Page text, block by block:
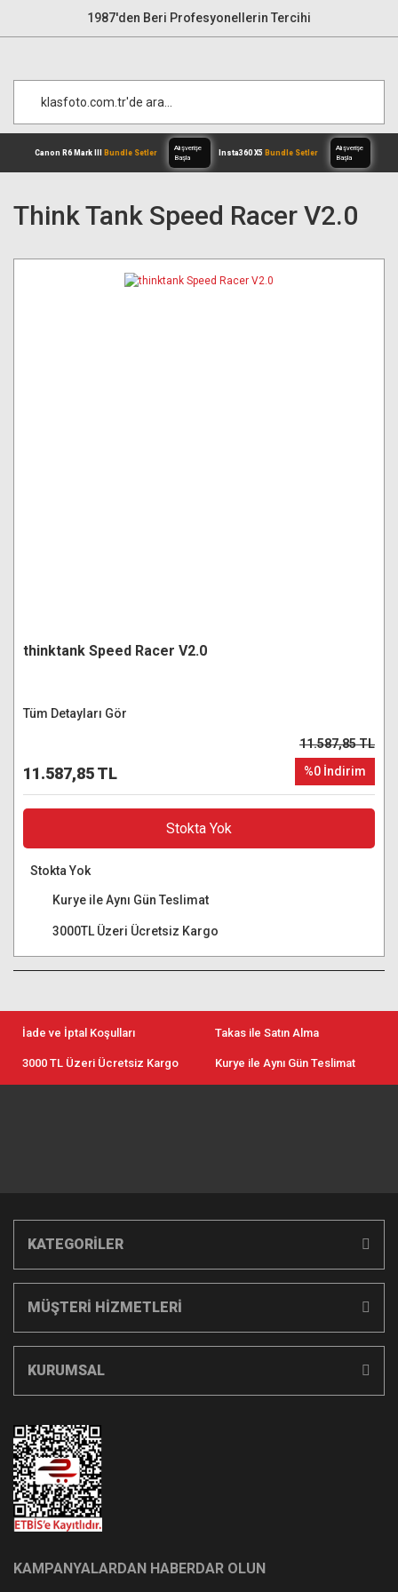
1987'den Beri Profesyonellerin Tercihi
Başla
Think Tank Speed Racer V2.0
thinktank Speed Racer V2.0
Tüm Detayları Gör
11.587,85 TL
11.587,85 TL
%0 İndirim
Stokta Yok
Stokta Yok
Kurye ile Aynı Gün Teslimat
3000TL Üzeri Ücretsiz Kargo
İade ve İptal Koşulları Takas ile Satın Alma
3000 TL Üzeri Ücretsiz Kargo Kurye ile Aynı Gün Teslimat
KATEGORİLER
MÜŞTERİ HİZMETLERİ
KURUMSAL
KAMPANYALARDAN HABERDAR OLUN